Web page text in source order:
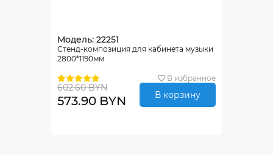
Модель: 22251
Стенд-композиция для кабинета музыки
2800*1190мм
В избранное
602.60 BYN
573.90 BYN В корзину